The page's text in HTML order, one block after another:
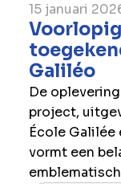
15 januari
Galiléo
De
project,
École Galilée
vormt een